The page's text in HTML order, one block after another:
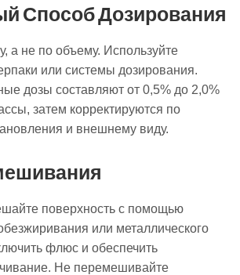
Способ Дозирования
а не по объему. Используйте
или системы дозирования.
дозы составляют от 0,5% до 2,0%
затем корректируются по
и внешнему виду.
поверхность с помощью
или металлического
флюс и обеспечить
Не перемешивайте